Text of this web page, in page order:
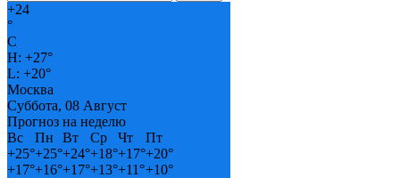
+24
°
C
H: +27°
L: +20°
Москва
Суббота, 08 Август
Прогноз на неделю
Вс
Пн Вт Ср Чт
Пт
+25°+25°+24°+18°+17°+20°
+17°+16°+17°+13°+11°+10°